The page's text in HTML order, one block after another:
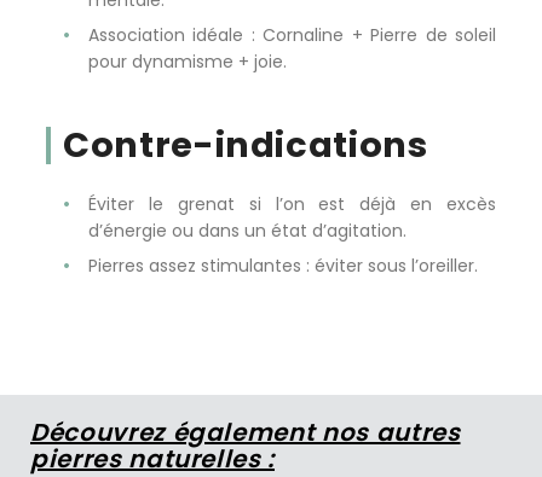
Association idéale : Cornaline + Pierre de soleil
pour dynamisme + joie.
Contre-indications
Éviter le grenat si l’on est déjà en excès
d’énergie ou dans un état d’agitation.
Pierres assez stimulantes : éviter sous l’oreiller.
Découvrez également nos autres
pierres naturelles :